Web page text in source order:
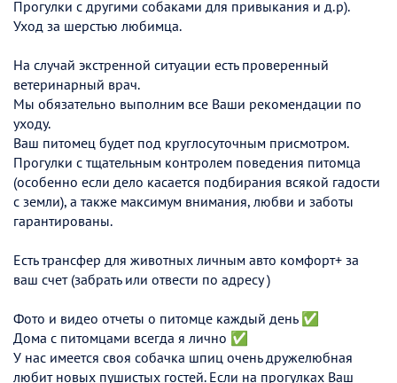
Прогулки с другими собаками для привыкания и д.р).
Уход за шерстью любимца.
На случай экстренной ситуации есть проверенный
ветеринарный врач.
Мы обязательно выполним все Ваши рекомендации по
уходу.
Ваш питомец будет под круглосуточным присмотром.
Прогулки с тщательным контролем поведения питомца
(особенно если дело касается подбирания всякой гадости
с земли), а также максимум внимания, любви и заботы
гарантированы.
Есть трансфер для животных личным авто комфорт+ за
ваш счет (забрать или отвести по адресу )
Фото и видео отчеты о питомце каждый день ✅
Дома с питомцами всегда я лично ✅
У нас имеется своя собачка шпиц очень дружелюбная
любит новых пушистых гостей. Если на прогулках Ваш